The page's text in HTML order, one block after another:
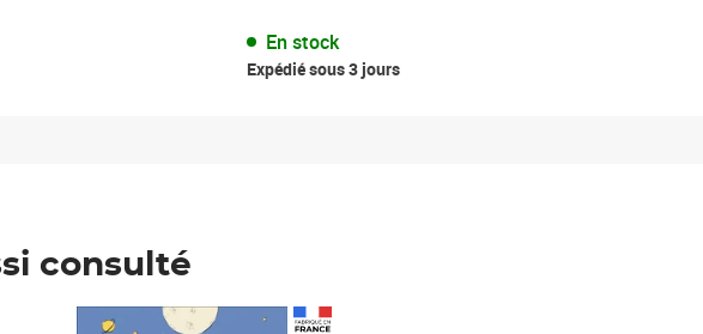
En stock
Expédié sous 3 jours
consulté
Prix 7,50€